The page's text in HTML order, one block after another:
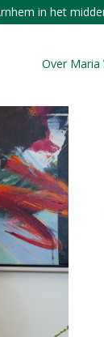
in het
Over Maria